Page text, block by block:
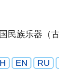
民族乐器（
EN RU